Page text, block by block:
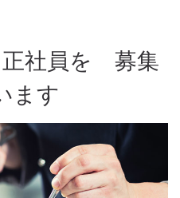
正社員を 募集
ます